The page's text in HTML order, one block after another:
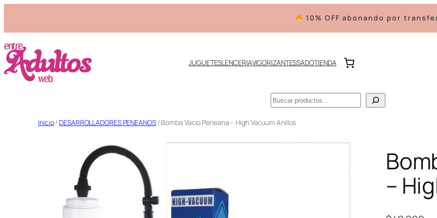
10% OFF abonando por transferencia
JUGUETESLENCERIAVIGORIZANTESSADOTIENDA
Buscar
Inicio/ DESARROLLADORES PENEANOS/ Bomba Vacio Peneana – High Vacuum Anillos
–